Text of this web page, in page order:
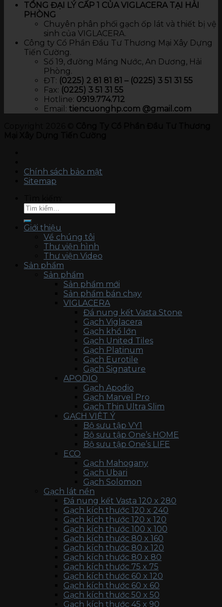
TỔNG ĐẠI LÝ CẤP 1 CỦA VIGLACERA TẠI HẢI
PHÒNG
Chuyên phân phối gạch ốp lát và thiết bị vệ
sinh của VIGLACERA.
Công ty Cổ Phần Đầu Tư Thương Mại Xây Dựng
Tiến Cường.
Số 19, đường Máng Nước, An Dương, Hải
Phòng.
ĐT: (0225) 2 81 81 81 – (0225) 3 51 31 55
Fax: (0225) 3 51 31 55
Hotline: 0919.774.712​
Email: tiencuonghp.com @gmail.com
Chính sách bảo mật
Sitemap
Giới thiệu
Về chúng tôi
Thư viện hình
Thư viện Video
Sản phẩm
Sản phẩm
Sản phẩm mới
Sản phẩm bán chạy
VIGLACERA
Đá nung kết Vasta Stone
Gạch Viglacera
Gạch khổ lớn
Gạch United Tiles
Gạch Platinum
Gạch Eurotile
Gạch Signature
APODIO
Gạch Apodio
Gạch Marvel Pro
Gạch Thin Ultra Slim
GẠCH VIỆT Ý
Bộ sưu tập VY1
Bộ sưu tập One’s HOME
Bộ sưu tập One’s LIFE
ECO
Gạch Mahogany
Gạch Ubari
Gạch Solomon
Gạch lát nền
Đá nung kết Vasta 120 x 280
Gạch kích thước 120 x 240
Gạch kích thước 120 x 120
Gạch kích thước 100 x 100
Gạch kích thước 80 x 160
Gạch kích thước 80 x 120
Gạch kích thước 80 x 80
Gạch kích thước 75 x 75
Gạch kích thước 60 x 120
Gạch kích thước 60 x 60
Gạch kích thước 50 x 50
Gạch kích thước 45 x 90